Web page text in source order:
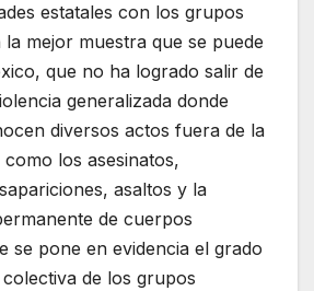
estatales con los grupos
mejor muestra que se puede
que no ha logrado salir de
generalizada donde
diversos actos fuera de la
los asesinatos,
asaltos y la
de cuerpos
se pone en evidencia el grado
de los grupos